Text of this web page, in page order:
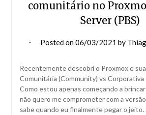
comunitário no
Server (PBS)
Posted on06/03/2021 by
Recentemente descobri o Proxmox e
Comunitária (Community) vs Corporativa
Como estou apenas começando a
não quero me comprometer com a
sabe quando eu finalmente pegar o jeito.